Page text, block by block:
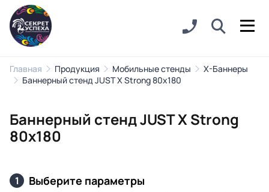
Главная Продукция Мобильные стенды
Х-Баннеры
Баннерный стенд JUST X Strong 80х180
Баннерный стенд JUST X Strong
80х180
1 Выберите параметры